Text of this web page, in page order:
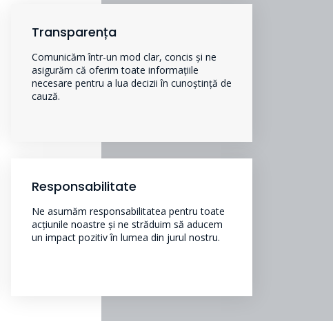
Transparența
Comunicăm într-un mod clar, concis și ne
asigurăm că oferim toate informațiile
necesare pentru a lua decizii în cunoștință de
cauză.
Responsabilitate
Ne asumăm responsabilitatea pentru toate
acțiunile noastre și ne străduim să aducem
un impact pozitiv în lumea din jurul nostru.